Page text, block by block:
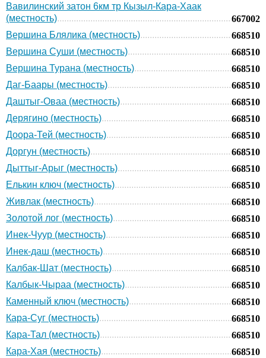
Вавилинский затон 6км тр Кызыл-Кара-Хаак
(местность)
667002
Вершина Блялика (местность)
668510
Вершина Суши (местность)
668510
Вершина Турана (местность)
668510
Даг-Баары (местность)
668510
Даштыг-Оваа (местность)
668510
Дерягино (местность)
668510
Доора-Тей (местность)
668510
Доргун (местность)
668510
Дыттыг-Арыг (местность)
668510
Елькин ключ (местность)
668510
Живлак (местность)
668510
Золотой лог (местность)
668510
Инек-Чуур (местность)
668510
Инек-даш (местность)
668510
Калбак-Шат (местность)
668510
Калбык-Чыраа (местность)
668510
Каменный ключ (местность)
668510
Кара-Суг (местность)
668510
Кара-Тал (местность)
668510
Кара-Хая (местность)
668510